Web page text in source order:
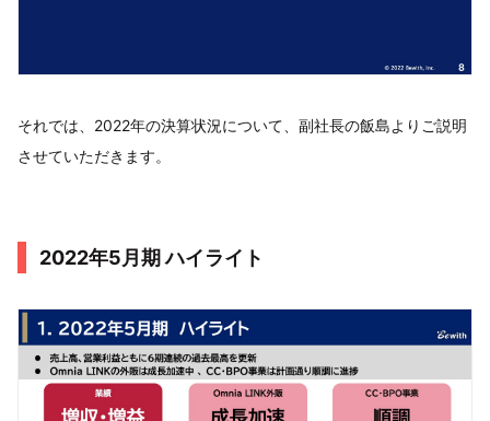
それでは、2022年の決算状況について、副社長の飯島よりご説明
させていただきます。
2022年5月期 ハイライト